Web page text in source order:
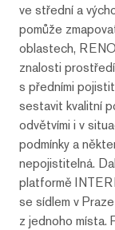
ve střední a
pomůže
oblastech,
znalosti
s předními
sestavit kvalitní
odvětvími i v
podmínky a
nepojistitelná.
platformě
se sídlem v
z jednoho místa.